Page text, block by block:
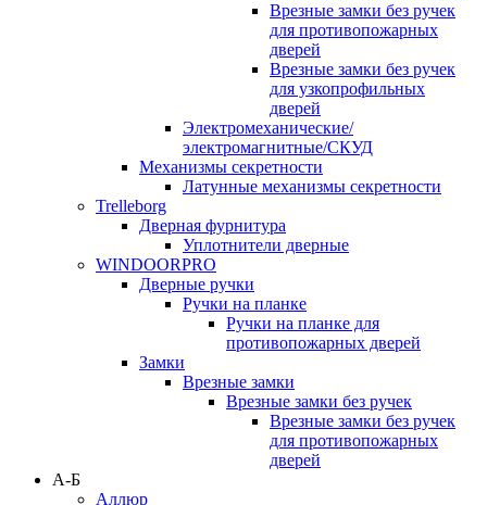
Врезные замки без ручек
для противопожарных
дверей
Врезные замки без ручек
для узкопрофильных
дверей
Электромеханические/
электромагнитные/СКУД
Механизмы секретности
Латунные механизмы секретности
Trelleborg
Дверная фурнитура
Уплотнители дверные
WINDOORPRO
Дверные ручки
Ручки на планке
Ручки на планке для
противопожарных дверей
Замки
Врезные замки
Врезные замки без ручек
Врезные замки без ручек
для противопожарных
дверей
А-Б
Аллюр